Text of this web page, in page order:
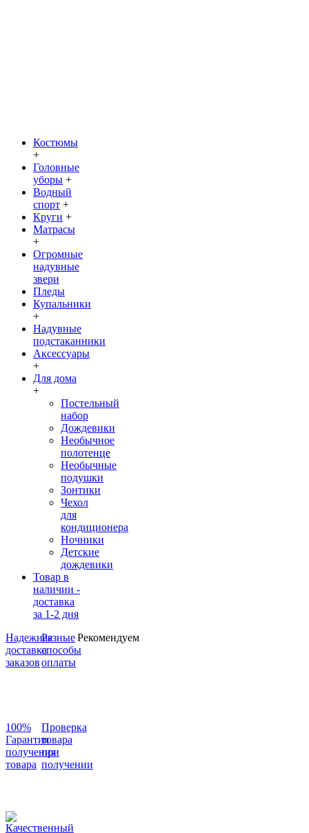
Костюмы
+
Головные
уборы +
Водный
спорт +
Круги +
Матрасы
+
Огромные
надувные
звери
Пледы
Купальники
+
Надувные
подстаканники
Аксессуары
+
Для дома
+
Постельный
набор
Дождевики
Необычное
полотенце
Необычные
подушки
Зонтики
Чехол
для
кондиционера
Ночники
Детские
дождевики
Товар в
наличии -
доставка
за 1-2 дня
Надежная
доставка
заказов
Разные
способы
оплаты
100%
Гарантия
получения
товара
Проверка
товара
при
получении
Рекомендуем